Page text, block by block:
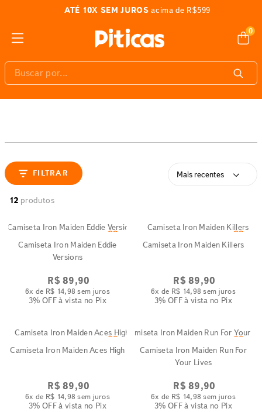
ATÉ 10X SEM JUROS acima de R$599
0
Buscar por...
FILTRAR Mais recentes
12 produtos
Camiseta Iron Maiden Eddie
Versions
R$ 89,90
6x de R$ 14,98 sem juros
3% OFFà vista no Pix
Camiseta Iron Maiden Killers
R$ 89,90
6x de R$ 14,98 sem juros
3% OFFà vista no Pix
Camiseta Iron Maiden Aces High
R$ 89,90
6x de R$ 14,98 sem juros
3% OFFà vista no Pix
Camiseta Iron Maiden Run For
Your Lives
R$ 89,90
6x de R$ 14,98 sem juros
3% OFFà vista no Pix